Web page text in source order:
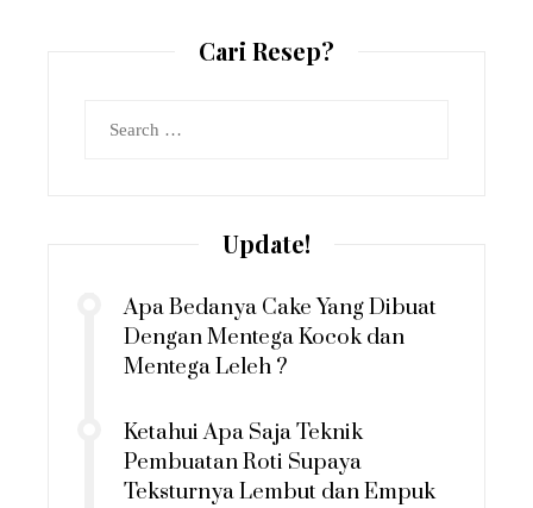
Cari Resep?
Update!
Apa Bedanya Cake Yang Dibuat
Dengan Mentega Kocok dan
Mentega Leleh ?
Ketahui Apa Saja Teknik
Pembuatan Roti Supaya
Teksturnya Lembut dan Empuk